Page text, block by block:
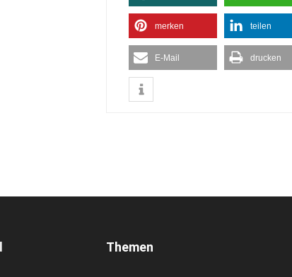
merken teilen
E-Mail drucken
Themen